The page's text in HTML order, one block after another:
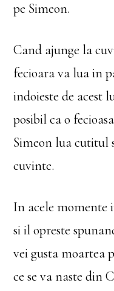
pe Simeon.
Cand ajunge la
fecioara va lua in
indoieste de acest
posibil ca o
Simeon lua cutitul
cuvinte.
In acele momente
si il opreste
vei gusta moartea
ce se va naste din